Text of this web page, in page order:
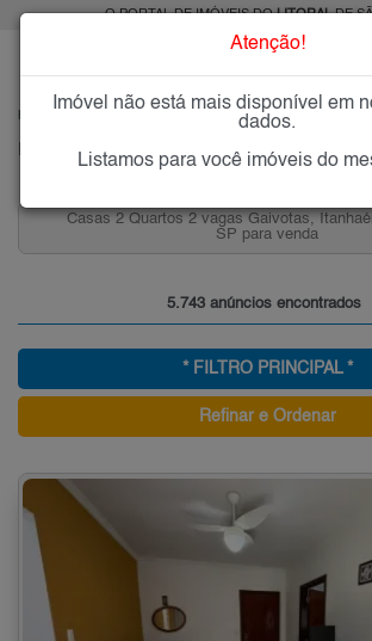
O PORTAL DE IMÓVEIS DOLITORALDE
Imóveis à Venda ou para Alugar no Litoral de
Apartamentos 3 Quartos 2 Vagas Vila Tupi,
Litoral Sul, SP para venda
5.743 anúncios encontrados
* FILTRO PRINCIPAL *
Refinar e Ordenar
Atenção!
Imóvel não está mais disponível em
dados.
Listamos para você imóveis do